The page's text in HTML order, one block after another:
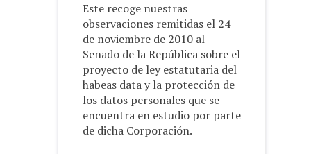
Este recoge nuestras
observaciones remitidas el 24
de noviembre de 2010 al
Senado de la República sobre el
proyecto de ley estatutaria del
habeas data y la protección de
los datos personales que se
encuentra en estudio por parte
de dicha Corporación.